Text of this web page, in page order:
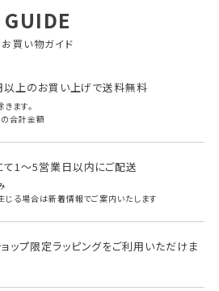
GUIDE
お買い物ガイド
上のお買い上げで送料無料
ます。
合計金額
て1～5営業日以内にご配送
じる場合は新着情報でご案内いたします
ップ限定ラッピングをご利用いただけま